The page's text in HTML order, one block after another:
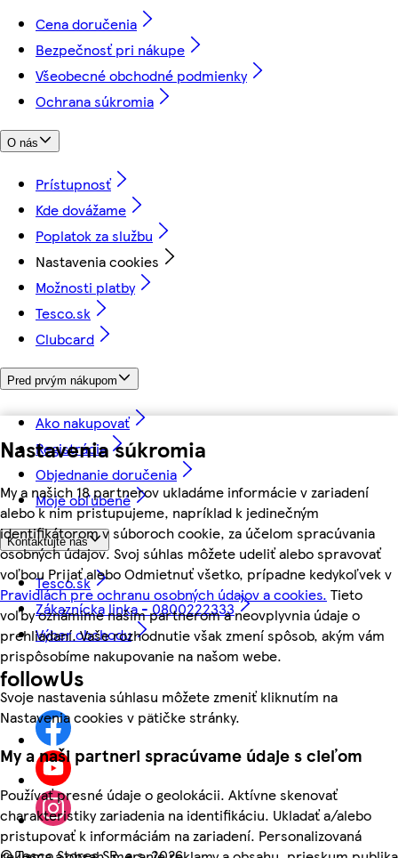
Nastavenia súkromia
My a našich 18 partnerov ukladáme informácie v zariadení
alebo k nim pristupujeme, napríklad k jedinečným
identifikátorom v súboroch cookie, za účelom spracúvania
osobných údajov. Svoj súhlas môžete udeliť alebo spravovať
voľbou Prijať alebo Odmietnuť všetko, prípadne kedykoľvek v
Pravidlách pre ochranu osobných údajov a cookies. Tieto
voľby oznámime našim partnerom a neovplyvnia údaje o
prehliadaní. Vaše rozhodnutie však zmení spôsob, akým vám
prispôsobíme nakupovanie na našom webe.
Svoje nastavenia súhlasu môžete zmeniť kliknutím na
Nastavenia cookies v pätičke stránky.
My a naši partneri spracúvame údaje s cieľom
Používať presné údaje o geolokácii. Aktívne skenovať
charakteristiky zariadenia na identifikáciu. Ukladať a/alebo
pristupovať k informáciám na zariadení. Personalizovaná
Cena doručenia
Bezpečnosť pri nákupe
Všeobecné obchodné podmienky
Ochrana súkromia
O nás
Prístupnosť
Kde dovážame
Poplatok za službu
Nastavenia cookies
Možnosti platby
Tesco.sk
Clubcard
Pred prvým nákupom
Ako nakupovať
Registrácia
Objednanie doručenia
Moje obľúbené
Kontaktujte nás
Tesco.sk
Zákaznícka linka - 0800222333
Výber obchodu
followUs